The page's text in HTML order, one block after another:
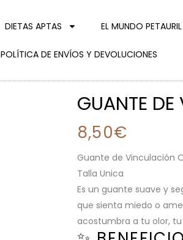
DIETAS APTAS EL MUNDO PETAURIL
POLÍTICA DE ENVÍOS Y DEVOLUCIONES
GUANTE
8,50€
Guante de Vinculación
Talla Unica
Es un guante suave y
que sienta miedo o
acostumbra a tu olor,